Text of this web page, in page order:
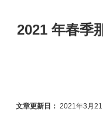
2021 年春季
文章更新日： 2021年3月21